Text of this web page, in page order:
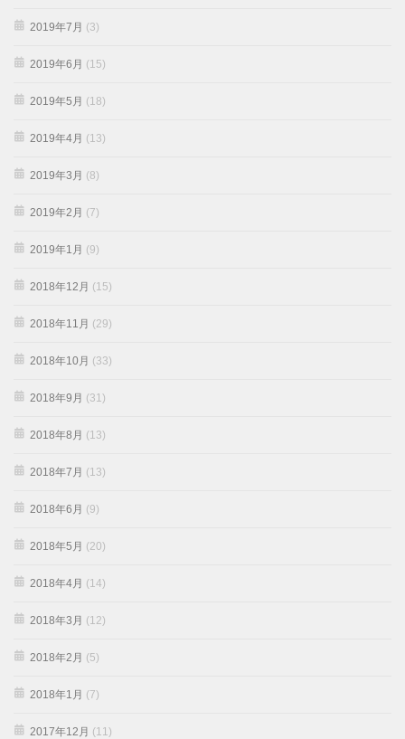
2019年7月 (3)
2019年6月 (15)
2019年5月 (18)
2019年4月 (13)
2019年3月 (8)
2019年2月 (7)
2019年1月 (9)
2018年12月 (15)
2018年11月 (29)
2018年10月 (33)
2018年9月 (31)
2018年8月 (13)
2018年7月 (13)
2018年6月 (9)
2018年5月 (20)
2018年4月 (14)
2018年3月 (12)
2018年2月 (5)
2018年1月 (7)
2017年12月 (11)